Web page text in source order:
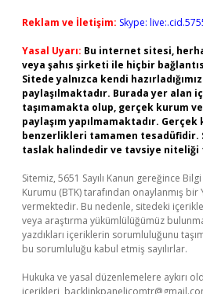
Reklam ve İletişim: Skype:
Yasal Uyarı: Bu internet sitesi,
veya şahıs şirketi ile hiçbir
Sitede yalnızca kendi
paylaşılmaktadır. Burada yer alan
taşımamakta olup, gerçek kurum
paylaşım yapılmamaktadır.
benzerlikleri tamamen
taslak halindedir ve tavsiye niteliği
Sitemiz, 5651 Sayılı Kanun gereğince
Kurumu (BTK) tarafından onaylanmış bir
vermektedir. Bu nedenle, sitedeki
veya araştırma yükümlülüğümüz
yazdıkları içeriklerin sorumluluğunu
bu sorumluluğu kabul etmiş sayılırlar.
Hukuka ve yasal düzenlemelere aykırı
içerikleri,